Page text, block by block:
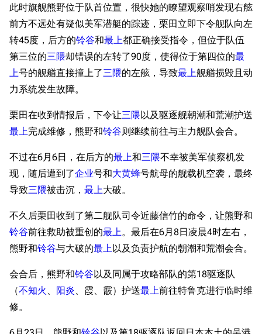
此时旗舰熊野位于队首位置，很快她的瞭望观察哨发现右舷
前方不远处有疑似美军潜艇的踪迹，栗田立即下令舰队向左
转45度，后方的铃谷和最上都正确接受指令，但位于队伍
第三位的三隈却错误的左转了90度，使得位于第四位的最
上号的舰艏直接撞上了三隈的左舷，导致最上舰艏损毁且动
力系统发生故障。
栗田在收到情报后，下令让三隈以及驱逐舰朝潮和荒潮护送
最上完成维修，熊野和铃谷则继续前往与主力舰队会合。
不过在6月6日，在后方的最上和三隈不幸被美军侦察机发
现，随后遭到了企业号和大黄蜂号航母的舰载机空袭，最终
导致三隈被击沉， 最上大破。
不久后栗田收到了第二舰队司令近藤信竹的命令，让熊野和
铃谷前往救助被重创的最上。最后在6月8日凌晨4时左右，
熊野和铃谷与大破的最上以及负责护航的朝潮和荒潮会合。
会合后，熊野和铃谷以及同属于攻略部队的第18驱逐队
（不知火 、 阳炎、霞、霰）护送最上前往特鲁克进行临时维
修。